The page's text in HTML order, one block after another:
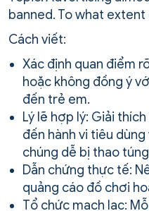
banned. To what
Cách viết:
Xác định quan điểm
hoặc không đồng ý
đến trẻ em.
Lý lẽ hợp lý: Giải
đến hành vi tiêu
chúng dễ bị thao
Dẫn chứng thực tế:
quảng cáo đồ chơi
Tổ chức mạch lạc: